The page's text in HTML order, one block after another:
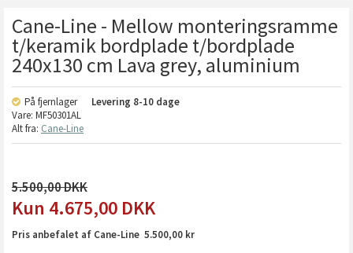
Cane-Line - Mellow monteringsramme
t/keramik bordplade t/bordplade
240x130 cm Lava grey, aluminium
På fjernlager Levering 8-10 dage
Vare: MF50301AL
Alt fra: Cane-Line
5.500,00
4.675,00 DKK
Pris anbefalet af Cane-Line 5.500,00 kr